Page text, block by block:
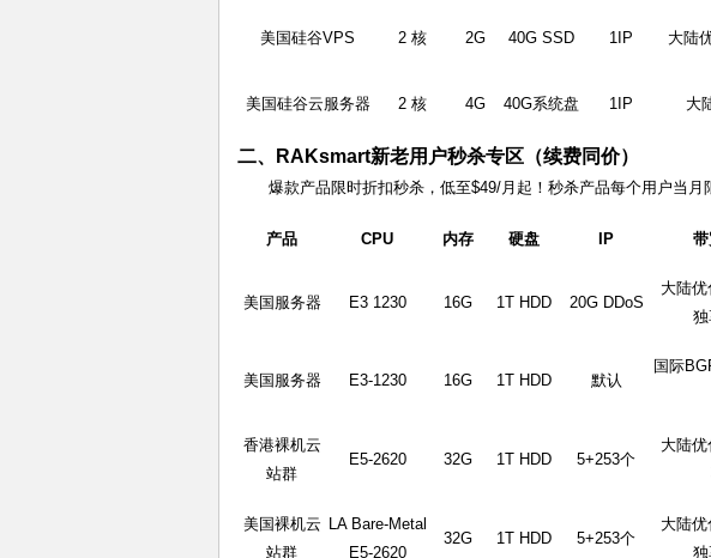
器
月
起
美国硅谷VPS 2 核 2G 40G SSD 1IP 大陆
美国硅谷云服务器 2 核 4G 40G系统盘 1IP 大
二、RAKsmart新老用户秒杀专区（续费同价）
爆款产品限时折扣秒杀，低至$49/月起！秒杀产品每个用户当月
产品 CPU 内存 硬盘 IP
美国服务器 E3 1230 16G 1T HDD 20G DDoS
大陆
美国服务器 E3-1230 16G 1T HDD 默认
国际
香港裸机云
站群
E5-2620 32G 1T HDD 5+253个
大陆
美国裸机云
站群
LA Bare-Metal
E5-2620
32G 1T HDD 5+253个
大陆